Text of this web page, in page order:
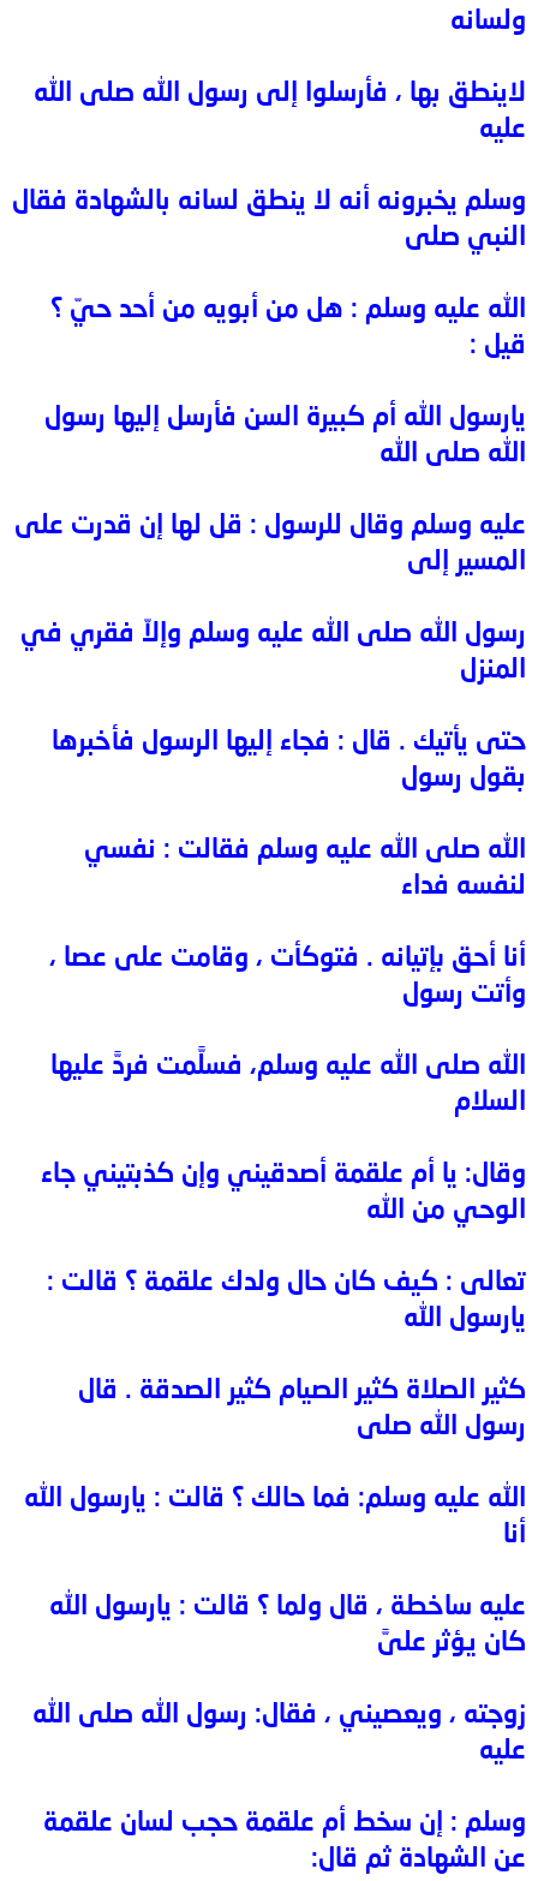
ولسانه
لاينطق بها ، فأرسلوا إلى رسول الله صلى الله
عليه
وسلم يخبرونه أنه لا ينطق لسانه بالشهادة فقال
النبي صلى
الله عليه وسلم : هل من أبويه من أحد حيّ ؟
قيل :
يارسول الله أم كبيرة السن فأرسل إليها رسول
الله صلى الله
عليه وسلم وقال للرسول : قل لها إن قدرت على
المسير إلى
رسول الله صلى الله عليه وسلم وإلاّ فقري في
المنزل
حتى يأتيك . قال : فجاء إليها الرسول فأخبرها
بقول رسول
الله صلى الله عليه وسلم فقالت : نفسي
لنفسه فداء
أنا أحق بإتيانه . فتوكأت ، وقامت على عصا ،
وأتت رسول
الله صلى الله عليه وسلم، فسلَّمت فردَّ عليها
السلام
وقال: يا أم علقمة أصدقيني وإن كذبتيني جاء
الوحي من الله
تعالى : كيف كان حال ولدك علقمة ؟ قالت :
يارسول الله
كثير الصلاة كثير الصيام كثير الصدقة . قال
رسول الله صلى
الله عليه وسلم: فما حالك ؟ قالت : يارسول الله
أنا
عليه ساخطة ، قال ولما ؟ قالت : يارسول الله
كان يؤثر علىَّ
زوجته ، ويعصيني ، فقال: رسول الله صلى الله
عليه
وسلم : إن سخط أم علقمة حجب لسان علقمة
عن الشهادة ثم قال: